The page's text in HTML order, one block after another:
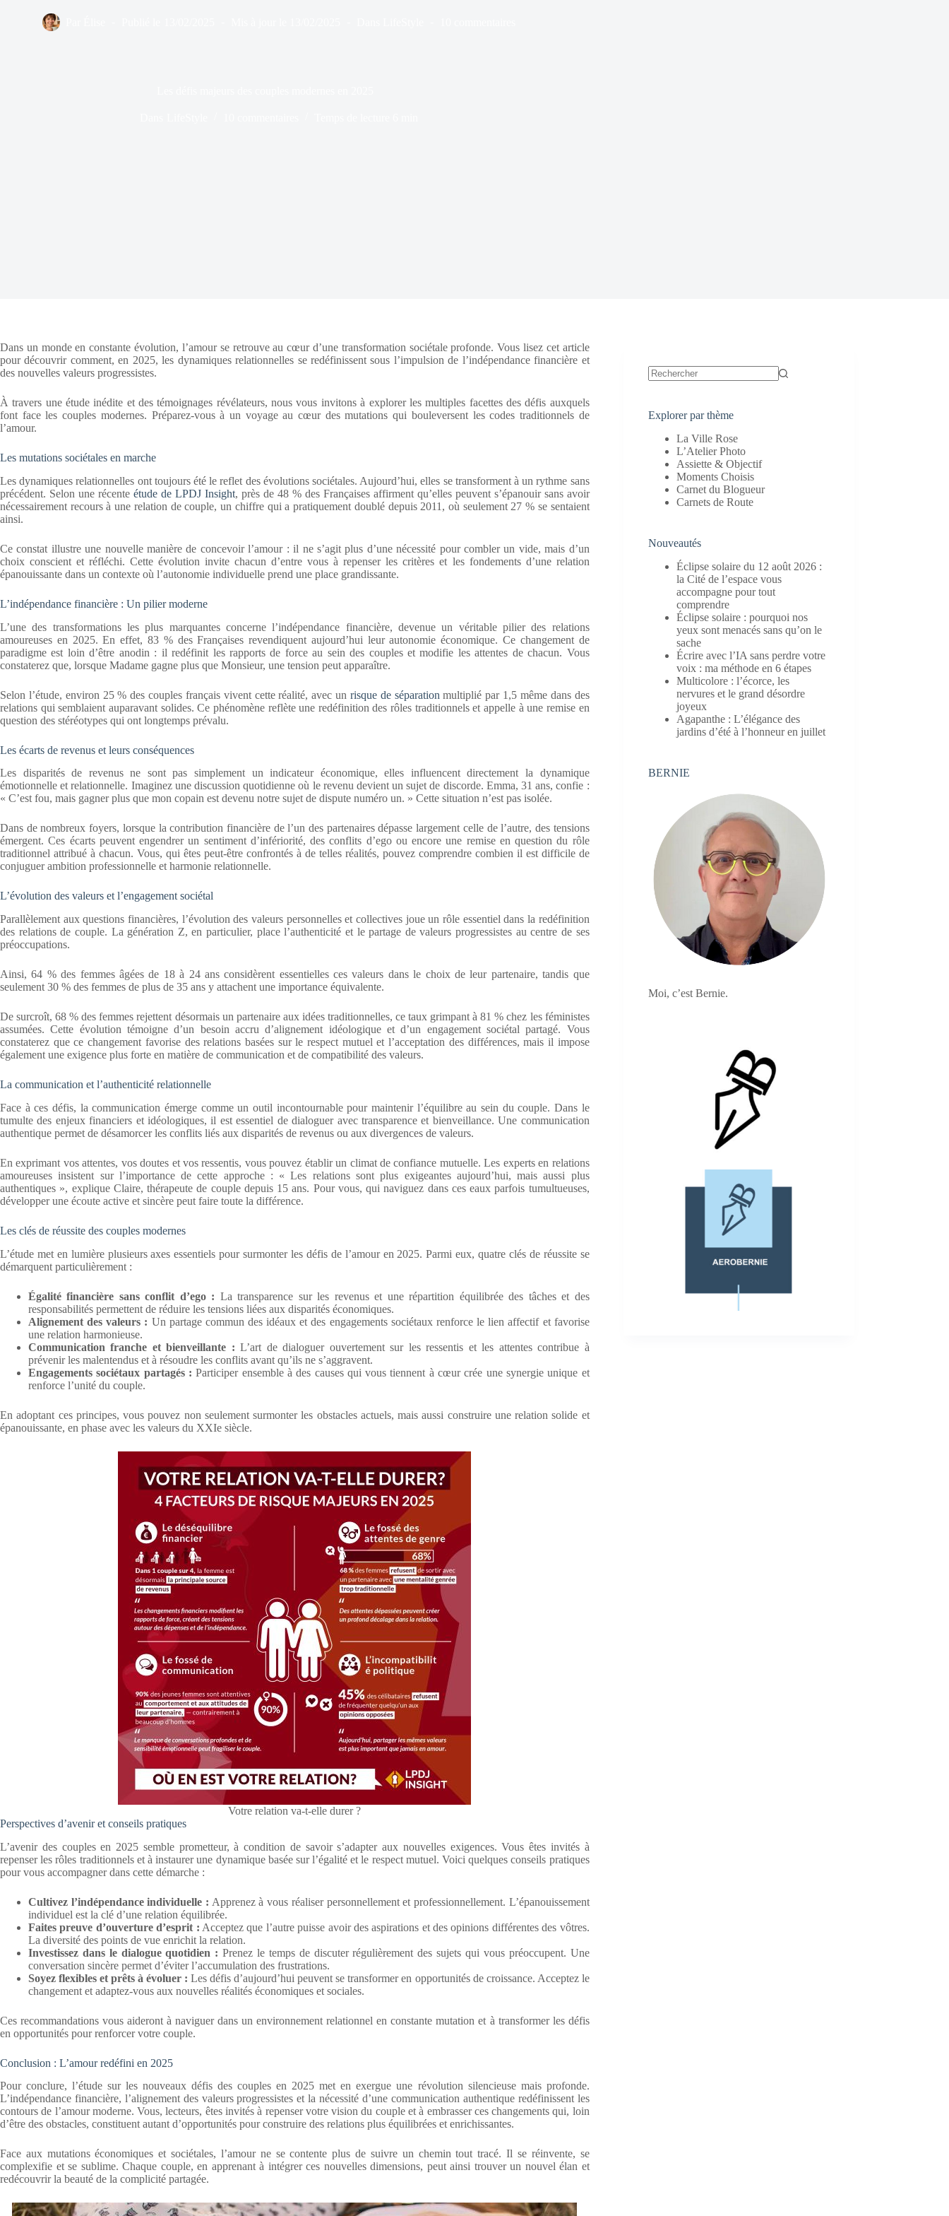
Dans un monde en constante évolution, l’amour se retrouve au cœur d’une transformation sociétale profonde. Vous lisez cet article
pour découvrir comment, en 2025, les dynamiques relationnelles se redéfinissent sous l’impulsion de l’indépendance financière et
des nouvelles valeurs progressistes.
À travers une étude inédite et des témoignages révélateurs, nous vous invitons à explorer les multiples facettes des défis auxquels
font face les couples modernes. Préparez-vous à un voyage au cœur des mutations qui bouleversent les codes traditionnels de
l’amour.
Les mutations sociétales en marche
Les dynamiques relationnelles ont toujours été le reflet des évolutions sociétales. Aujourd’hui, elles se transforment à un rythme sans
précédent. Selon une récente étude de LPDJ Insight, près de 48 % des Françaises affirment qu’elles peuvent s’épanouir sans avoir
nécessairement recours à une relation de couple, un chiffre qui a pratiquement doublé depuis 2011, où seulement 27 % se sentaient
ainsi.
Ce constat illustre une nouvelle manière de concevoir l’amour : il ne s’agit plus d’une nécessité pour combler un vide, mais d’un
choix conscient et réfléchi. Cette évolution invite chacun d’entre vous à repenser les critères et les fondements d’une relation
épanouissante dans un contexte où l’autonomie individuelle prend une place grandissante.
L’indépendance financière : Un pilier moderne
L’une des transformations les plus marquantes concerne l’indépendance financière, devenue un véritable pilier des relations
amoureuses en 2025. En effet, 83 % des Françaises revendiquent aujourd’hui leur autonomie économique. Ce changement de
paradigme est loin d’être anodin : il redéfinit les rapports de force au sein des couples et modifie les attentes de chacun. Vous
constaterez que, lorsque Madame gagne plus que Monsieur, une tension peut apparaître.
Selon l’étude, environ 25 % des couples français vivent cette réalité, avec un risque de séparation multiplié par 1,5 même dans des
relations qui semblaient auparavant solides. Ce phénomène reflète une redéfinition des rôles traditionnels et appelle à une remise en
question des stéréotypes qui ont longtemps prévalu.
Les écarts de revenus et leurs conséquences
Les disparités de revenus ne sont pas simplement un indicateur économique, elles influencent directement la dynamique
émotionnelle et relationnelle. Imaginez une discussion quotidienne où le revenu devient un sujet de discorde. Emma, 31 ans, confie :
« C’est fou, mais gagner plus que mon copain est devenu notre sujet de dispute numéro un. » Cette situation n’est pas isolée.
Dans de nombreux foyers, lorsque la contribution financière de l’un des partenaires dépasse largement celle de l’autre, des tensions
émergent. Ces écarts peuvent engendrer un sentiment d’infériorité, des conflits d’ego ou encore une remise en question du rôle
traditionnel attribué à chacun. Vous, qui êtes peut-être confrontés à de telles réalités, pouvez comprendre combien il est difficile de
conjuguer ambition professionnelle et harmonie relationnelle.
L’évolution des valeurs et l’engagement sociétal
Parallèlement aux questions financières, l’évolution des valeurs personnelles et collectives joue un rôle essentiel dans la redéfinition
des relations de couple. La génération Z, en particulier, place l’authenticité et le partage de valeurs progressistes au centre de ses
préoccupations.
Ainsi, 64 % des femmes âgées de 18 à 24 ans considèrent essentielles ces valeurs dans le choix de leur partenaire, tandis que
seulement 30 % des femmes de plus de 35 ans y attachent une importance équivalente.
De surcroît, 68 % des femmes rejettent désormais un partenaire aux idées traditionnelles, ce taux grimpant à 81 % chez les féministes
assumées. Cette évolution témoigne d’un besoin accru d’alignement idéologique et d’un engagement sociétal partagé. Vous
constaterez que ce changement favorise des relations basées sur le respect mutuel et l’acceptation des différences, mais il impose
également une exigence plus forte en matière de communication et de compatibilité des valeurs.
La communication et l’authenticité relationnelle
Face à ces défis, la communication émerge comme un outil incontournable pour maintenir l’équilibre au sein du couple. Dans le
tumulte des enjeux financiers et idéologiques, il est essentiel de dialoguer avec transparence et bienveillance. Une communication
authentique permet de désamorcer les conflits liés aux disparités de revenus ou aux divergences de valeurs.
En exprimant vos attentes, vos doutes et vos ressentis, vous pouvez établir un climat de confiance mutuelle. Les experts en relations
amoureuses insistent sur l’importance de cette approche : « Les relations sont plus exigeantes aujourd’hui, mais aussi plus
authentiques », explique Claire, thérapeute de couple depuis 15 ans. Pour vous, qui naviguez dans ces eaux parfois tumultueuses,
développer une écoute active et sincère peut faire toute la différence.
Les clés de réussite des couples modernes
L’étude met en lumière plusieurs axes essentiels pour surmonter les défis de l’amour en 2025. Parmi eux, quatre clés de réussite se
démarquent particulièrement :
Égalité financière sans conflit d’ego : La transparence sur les revenus et une répartition équilibrée des tâches et des
responsabilités permettent de réduire les tensions liées aux disparités économiques.
Alignement des valeurs : Un partage commun des idéaux et des engagements sociétaux renforce le lien affectif et favorise
une relation harmonieuse.
Communication franche et bienveillante : L’art de dialoguer ouvertement sur les ressentis et les attentes contribue à
prévenir les malentendus et à résoudre les conflits avant qu’ils ne s’aggravent.
Engagements sociétaux partagés : Participer ensemble à des causes qui vous tiennent à cœur crée une synergie unique et
renforce l’unité du couple.
En adoptant ces principes, vous pouvez non seulement surmonter les obstacles actuels, mais aussi construire une relation solide et
épanouissante, en phase avec les valeurs du XXIe siècle.
Votre relation va-t-elle durer ?
Perspectives d’avenir et conseils pratiques
L’avenir des couples en 2025 semble prometteur, à condition de savoir s’adapter aux nouvelles exigences. Vous êtes invités à
repenser les rôles traditionnels et à instaurer une dynamique basée sur l’égalité et le respect mutuel. Voici quelques conseils pratiques
pour vous accompagner dans cette démarche :
Cultivez l’indépendance individuelle : Apprenez à vous réaliser personnellement et professionnellement. L’épanouissement
individuel est la clé d’une relation équilibrée.
Faites preuve d’ouverture d’esprit : Acceptez que l’autre puisse avoir des aspirations et des opinions différentes des vôtres.
La diversité des points de vue enrichit la relation.
Investissez dans le dialogue quotidien : Prenez le temps de discuter régulièrement des sujets qui vous préoccupent. Une
conversation sincère permet d’éviter l’accumulation des frustrations.
Soyez flexibles et prêts à évoluer : Les défis d’aujourd’hui peuvent se transformer en opportunités de croissance. Acceptez le
changement et adaptez-vous aux nouvelles réalités économiques et sociales.
Ces recommandations vous aideront à naviguer dans un environnement relationnel en constante mutation et à transformer les défis
en opportunités pour renforcer votre couple.
Conclusion : L’amour redéfini en 2025
Pour conclure, l’étude sur les nouveaux défis des couples en 2025 met en exergue une révolution silencieuse mais profonde.
L’indépendance financière, l’alignement des valeurs progressistes et la nécessité d’une communication authentique redéfinissent les
contours de l’amour moderne. Vous, lecteurs, êtes invités à repenser votre vision du couple et à embrasser ces changements qui, loin
d’être des obstacles, constituent autant d’opportunités pour construire des relations plus équilibrées et enrichissantes.
Face aux mutations économiques et sociétales, l’amour ne se contente plus de suivre un chemin tout tracé. Il se réinvente, se
complexifie et se sublime. Chaque couple, en apprenant à intégrer ces nouvelles dimensions, peut ainsi trouver un nouvel élan et
redécouvrir la beauté de la complicité partagée.
Explorer par thème
La Ville Rose
L’Atelier Photo
Assiette & Objectif
Moments Choisis
Carnet du Blogueur
Carnets de Route
Nouveautés
Éclipse solaire du 12 août 2026 :
la Cité de l’espace vous
accompagne pour tout
comprendre
Éclipse solaire : pourquoi nos
yeux sont menacés sans qu’on le
sache
Écrire avec l’IA sans perdre votre
voix : ma méthode en 6 étapes
Multicolore : l’écorce, les
nervures et le grand désordre
joyeux
Agapanthe : L’élégance des
jardins d’été à l’honneur en juillet
BERNIE
Moi, c’est Bernie.